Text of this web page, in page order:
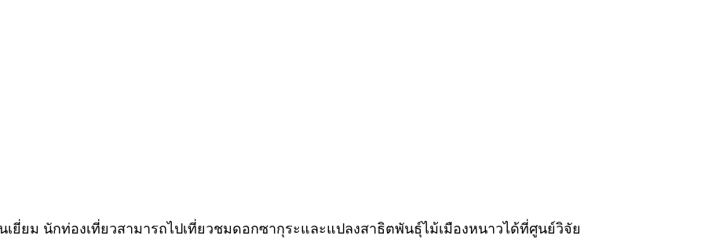
ยี่ยม นักท่องเที่ยวสามารถไปเที่ยวชมดอกซากุระและแปลงสาธิตพันธุ์ไม้เมืองหนาวได้ที่ศูนย์วิจัย